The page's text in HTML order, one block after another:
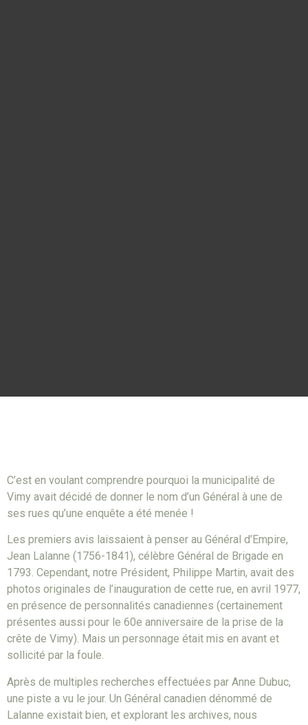
C’est en voulant comprendre pourquoi la municipalité de
Vimy avait décidé de donner le nom d’un Général à une de
ses rues qu’une enquête a été menée !
Les premiers avis laissaient à penser au Général d’Empire,
Jean Lalanne (1756-1841), célèbre Général de Brigade en
1793. Cependant, notre Président, Philippe Martin, avait des
photos originales de l’inauguration de cette rue, en avril 1977,
en présence de personnalités canadiennes (certainement
présentes aussi pour le 60e anniversaire de la prise de la
crête de Vimy). Mais un personnage était mis en avant et
sollicité par la foule.
Après de multiples recherches effectuées par Anne Dubuc,
une piste a vu le jour. Un Général canadien dénommé de
Lalanne existait bien, et explorant les archives, nous